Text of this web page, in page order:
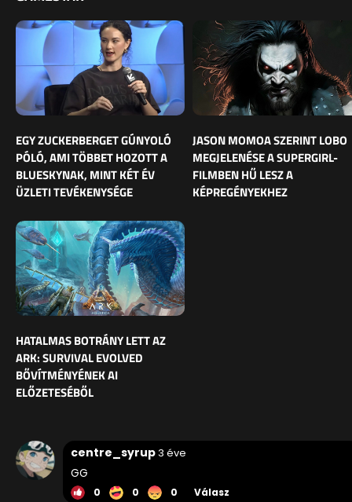
EGY ZUCKERBERGET GÚNYOLÓ
PÓLÓ, AMI TÖBBET HOZOTT A
BLUESKYNAK, MINT KÉT ÉV
ÜZLETI TEVÉKENYSÉGE
JASON MOMOA SZERINT LOBO
MEGJELENÉSE A SUPERGIRL-
FILMBEN HŰ LESZ A
KÉPREGÉNYEKHEZ
HATALMAS BOTRÁNY LETT AZ
ARK: SURVIVAL EVOLVED
BŐVÍTMÉNYÉNEK AI
ELŐZETESÉBŐL
centre_syrup3 éve
GG
0 0 0 Válasz